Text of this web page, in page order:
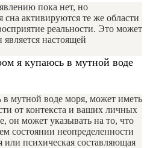
пока нет, но
сна активируются те же области
реальности. Это может
настоящей
я купаюсь в мутной воде
в мутной воде моря, может иметь
от контекста и ваших личных
он может указывать на то, что
состоянии неопределенности
психическая составляющая